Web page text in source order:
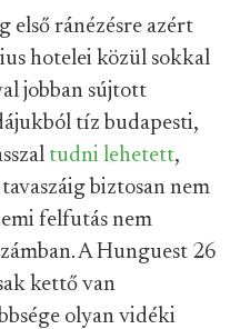
első ránézésre azért
hotelei közül sokkal
jobban sújtott
tíz budapesti,
tudni lehetett,
biztosan nem
felfutás nem
A Hunguest 26
kettő van
olyan vidéki